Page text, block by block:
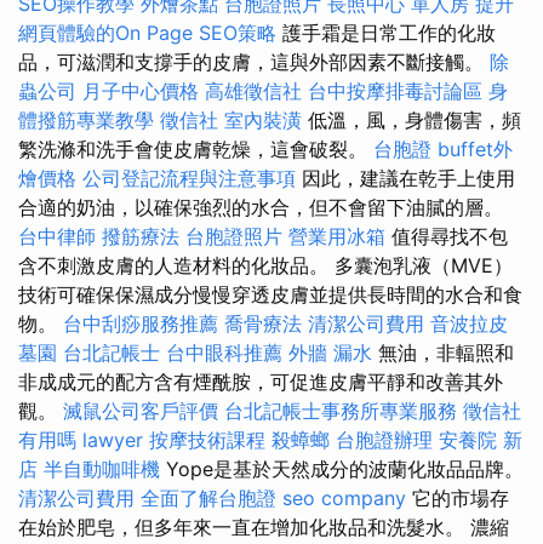
網頁體驗的On Page SEO策略 護手霜是日常工作的化妝
品，可滋潤和支撐手的皮膚，這與外部因素不斷接觸。 除
蟲公司 月子中心價格 高雄徵信社 台中按摩排毒討論區 身
體撥筋專業教學 徵信社 室內裝潢 低溫，風，身體傷害，頻
繁洗滌和洗手會使皮膚乾燥，這會破裂。 台胞證 buffet外
燴價格 公司登記流程與注意事項 因此，建議在乾手上使用
合適的奶油，以確保強烈的水合，但不會留下油膩的層。
台中律師 撥筋療法 台胞證照片 營業用冰箱 值得尋找不包
含不刺激皮膚的人造材料的化妝品。 多囊泡乳液（MVE）
技術可確保保濕成分慢慢穿透皮膚並提供長時間的水合和食
物。 台中刮痧服務推薦 喬骨療法 清潔公司費用 音波拉皮
墓園 台北記帳士 台中眼科推薦 外牆 漏水 無油，非輻照和
非成成元的配方含有煙酰胺，可促進皮膚平靜和改善其外
觀。 滅鼠公司客戶評價 台北記帳士事務所專業服務 徵信社
有用嗎 lawyer 按摩技術課程 殺蟑螂 台胞證辦理 安養院 新
店 半自動咖啡機 Yope是基於天然成分的波蘭化妝品品牌。
清潔公司費用 全面了解台胞證 seo company 它的市場存
在始於肥皂，但多年來一直在增加化妝品和洗髮水。 濃縮